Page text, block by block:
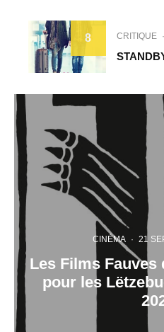
8 CRITIQUE ·
CINÉMA · 21
Les Films Fauves
pour les